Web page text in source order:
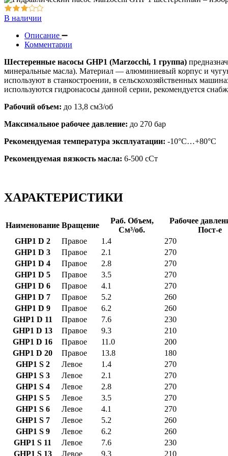
Оборудование для смазки и обдува
В наличии
Описание
Комментарии
Шестеренные насосы GHP1 (Marzocchi, 1 группа)
минеральные масла). Материал — алюминиевый корпус и
используют в станкостроении, в сельскохозяйственных
используются гидронасосы данной серии, рекомендуется
Рабочий объем: до 13,8 см3/об
Максимальное рабочее давление: до 270 бар
Рекомендуемая температура эксплуатации: -10°С…+80°С
Рекомендуемая вязкость масла: 6-500 сСт
ХАРАКТЕРИСТИКИ
Наименование Вращение
Раб. Объем,
См³/об.
Рабочее
Пост-е
GHP1 D 2
Правое 1.4 270
GHP1 D 3
Правое 2.1 270
GHP1 D 4
Правое 2.8 270
GHP1 D 5
Правое 3.5 270
GHP1 D 6
Правое 4.1 270
GHP1 D 7
Правое 5.2 260
GHP1 D 9
Правое 6.2 260
GHP1 D 11
Правое 7.6 230
GHP1 D 13
Правое 9.3 210
GHP1 D 16
Правое 11.0 200
GHP1 D 20
Правое 13.8 180
GHP1 S 2
Левое 1.4 270
GHP1 S 3
Левое 2.1 270
GHP1 S 4
Левое 2.8 270
GHP1 S 5
Левое 3.5 270
GHP1 S 6
Левое 4.1 270
GHP1 S 7
Левое 5.2 260
GHP1 S 9
Левое 6.2 260
GHP1 S 11
Левое 7.6 230
GHP1 S 13
Левое 9.3 210